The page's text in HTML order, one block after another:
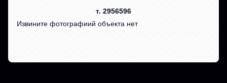
т. 2956596
Извините фотографиий объекта нет